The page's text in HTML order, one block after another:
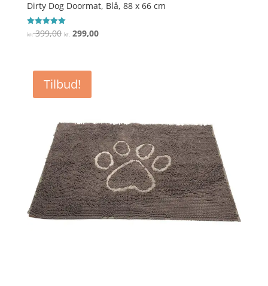
Dirty Dog Doormat, Blå, 88 x 66 cm
Vurderet
5
kr.399,00 Den
var:
kr. 399,00.
kr.299,00Den
Tilbud!